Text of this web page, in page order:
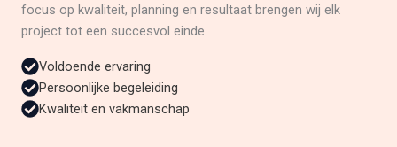
focus op kwaliteit, planning en resultaat brengen wij elk
project tot een succesvol einde.
Voldoende ervaring
Persoonlijke begeleiding
Kwaliteit en vakmanschap